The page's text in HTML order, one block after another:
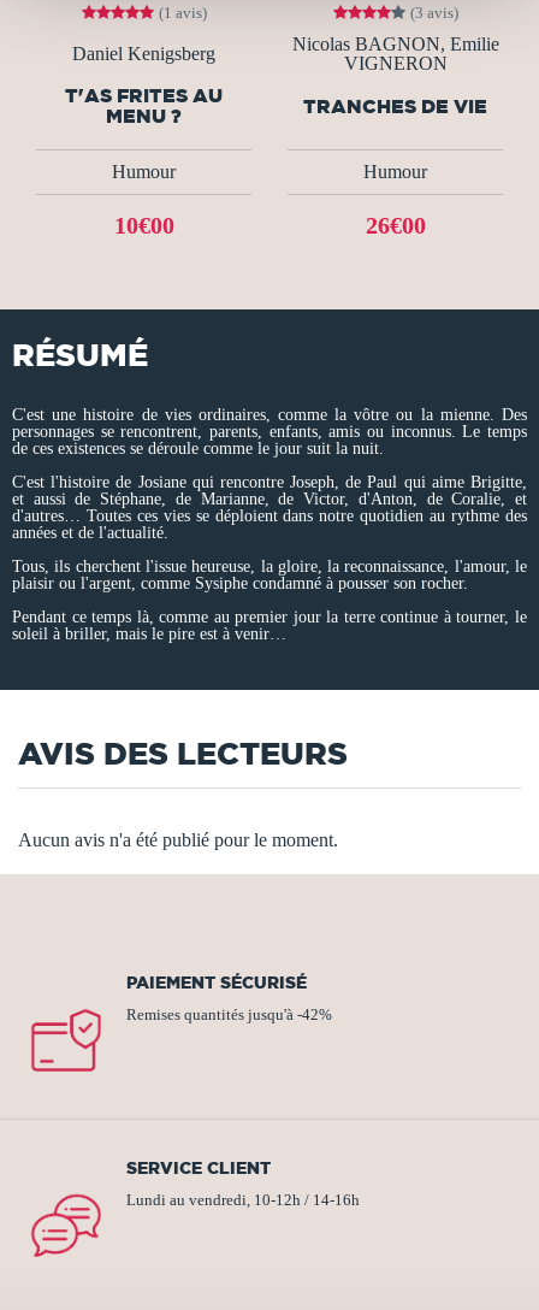
(1 avis)
Daniel Kenigsberg
T'AS FRITES AU
MENU ?
Humour
10€00
(3 avis)
Nicolas BAGNON, Emilie
VIGNERON
TRANCHES DE VIE
Humour
26€00
RÉSUMÉ
C'est une histoire de vies ordinaires, comme la vôtre ou la mienne. Des
personnages se rencontrent, parents, enfants, amis ou inconnus. Le temps
de ces existences se déroule comme le jour suit la nuit.
C'est l'histoire de Josiane qui rencontre Joseph, de Paul qui aime Brigitte,
et aussi de Stéphane, de Marianne, de Victor, d'Anton, de Coralie, et
d'autres… Toutes ces vies se déploient dans notre quotidien au rythme des
années et de l'actualité.
Tous, ils cherchent l'issue heureuse, la gloire, la reconnaissance, l'amour, le
plaisir ou l'argent, comme Sysiphe condamné à pousser son rocher.
Pendant ce temps là, comme au premier jour la terre continue à tourner, le
soleil à briller, mais le pire est à venir…
AVIS DES LECTEURS
Aucun avis n'a été publié pour le moment.
PAIEMENT SÉCURISÉ
Remises quantités jusqu'à -42%
SERVICE CLIENT
Lundi au vendredi, 10-12h / 14-16h